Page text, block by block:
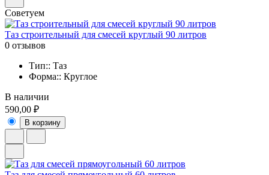
Советуем
Таз строительный для смесей круглый 90 литров
0 отзывов
Тип:: Таз
Форма:: Круглое
В наличии
590,00 ₽
В корзину